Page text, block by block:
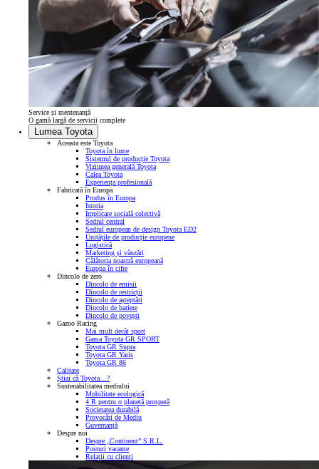
Service și mentenanță
O gamă largă de servicii complete
Lumea Toyota
Aceasta este Toyota
Toyota în lume
Sistemul de producție Toyota
Viziunea generală Toyota
Calea Toyota
Experiența profesională
Fabricată în Europa
Produs în Europa
Istoria
Implicare socială colectivă
Sediul central
Sediul european de design Toyota ED2
Unitățile de producție europene
Logistică
Marketing și vânzări
Călătoria noastră europeană
Europa în cifre
Dincolo de zero
Dincolo de emisii
Dincolo de restricții
Dincolo de așteptări
Dincolo de bariere
Dincolo de povești
Gazoo Racing
Mai mult decât sport
Gama Toyota GR SPORT
Toyota GR Supra
Toyota GR Yaris
Toyota GR 86
Calitate
Știai că Toyota…?
Sustenabilitatea mediului
Mobilitate ecologică
4 R pentru o planetă prosperă
Societatea durabilă
Provocări de Mediu
Guvernanță
Despre noi
Despre „Continent” S.R.L.
Posturi vacante
Relații cu clienți